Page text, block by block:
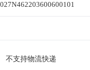
不支持物流快递